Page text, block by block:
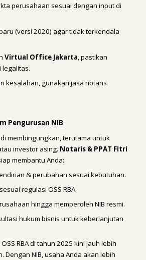
perusahaan sesuai dengan input di
(versi 2020) agar tidak terkendala
Virtual Office Jakarta , pastikan
legalitas.
kesalahan, gunakan jasa notaris
Pengurusan NIB
membingungkan, terutama untuk
investor asing. Notaris & PPAT Fitri
membantu Anda:
& perubahan sesuai kebutuhan.
regulasi OSS RBA.
hingga memperoleh NIB resmi.
hukum bisnis untuk keberlanjutan
RBA di tahun 2025 kini jauh lebih
Dengan NIB, usaha Anda akan lebih